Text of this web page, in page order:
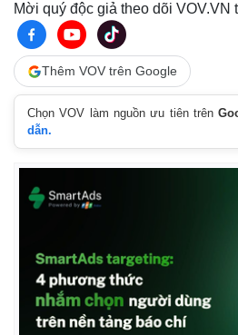
Thế giới
Cuộc sống đó đây
Hồ sơ
Mời quý độc giả theo dõi VOV.VN
Thêm VOV trên Google
Chọn VOV làm nguồn ưu tiên trên
dẫn.